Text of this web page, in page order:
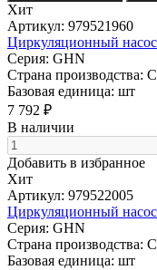
Хит
Артикул: 979521960
Циркуляционный
Серия: GHN
Страна производства:
Базовая единица: шт
7 792 ₽
В наличии
Добавить в избранное
Хит
Артикул: 979522005
Циркуляционный
Серия: GHN
Страна производства:
Базовая единица: шт